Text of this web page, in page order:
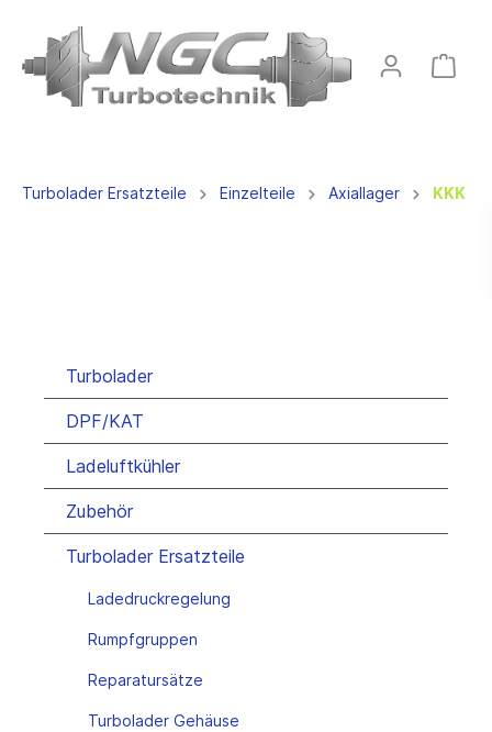
Turbolader Ersatzteile Einzelteile Axiallager KKK
Turbolader
DPF/KAT
Ladeluftkühler
Zubehör
Turbolader Ersatzteile
Ladedruckregelung
Rumpfgruppen
Reparatursätze
Turbolader Gehäuse